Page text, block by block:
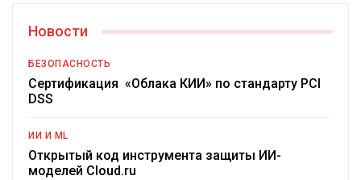
Новости
БЕЗОПАСНОСТЬ
Сертификация «Облака КИИ» по стандарту PCI
DSS
ИИ И ML
Открытый код инструмента защиты ИИ-
моделей Cloud.ru